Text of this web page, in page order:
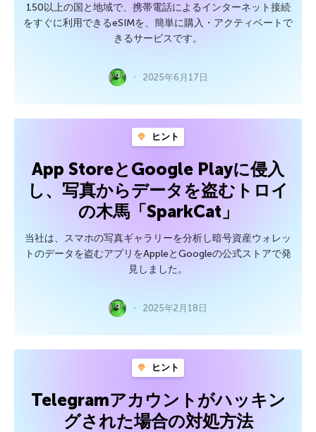
150以上の国と地域で、携帯電話によるインターネット接続
をすぐに利用できるeSIMを、簡単に購入・アクティベートで
きるサービスです。
2025年6月17日
ヒント
App StoreとGoogle Playに侵入
し、写真からデータを盗むトロイ
の木馬「SparkCat」
当社は、スマホの写真ギャラリーを分析し暗号資産ウォレッ
トのデータを盗むアプリをAppleとGoogleの公式ストアで発
見しました。
2025年2月18日
ヒント
Telegramアカウントがハッキン
グされた場合の対処方法